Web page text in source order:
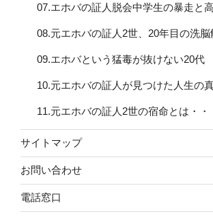
07.エホバの証人脱会中学生の暴走と
08.元エホバの証人2世、20年目の洗脳
09.エホバという猛毒が抜けない20代
10.元エホバの証人が見つけた人生の
11.元エホバの証人2世の宿命とは・・
サイトマップ
お問い合わせ
電話窓口